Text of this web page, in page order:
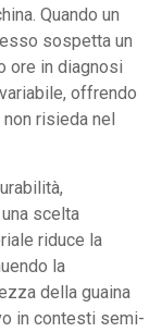
Quando un
sospetta un
ore in diagnosi
offrendo
risieda nel
scelta
riduce la
la
della guaina
in contesti semi-